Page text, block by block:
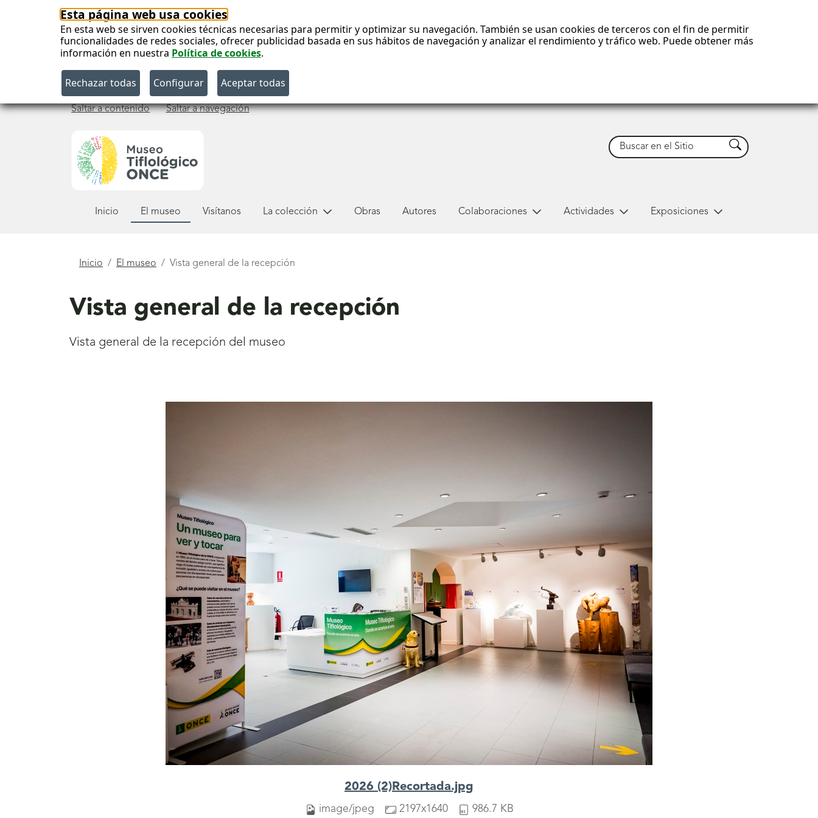
Esta página web usa cookies
En esta web se sirven cookies técnicas necesarias para permitir y optimizar su navegación. También se usan cookies de terceros con el fin de permitir
funcionalidades de redes sociales, ofrecer publicidad basada en sus hábitos de navegación y analizar el rendimiento y tráfico web. Puede obtener más
información en nuestra Política de cookies.
Saltar a contenido Saltar a navegación
Buscar Buscar
Inicio El museo Visítanos La colección Obras Autores Colaboraciones Actividades Exposiciones
Está
Inicio El museo Vista general de la recepción
Vista general de la recepción
Vista general de la recepción del museo
2026 (2)Recortada.jpg
image/jpeg 2197x1640 986.7 KB